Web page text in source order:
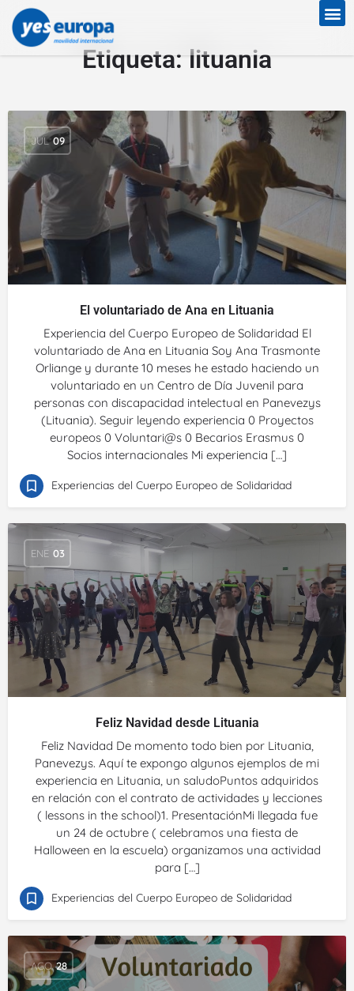
Etiqueta:lituania
JUL 09
El voluntariado de Ana en Lituania
Experiencia del Cuerpo Europeo de Solidaridad El
voluntariado de Ana en Lituania Soy Ana Trasmonte
Orliange y durante 10 meses he estado haciendo un
voluntariado en un Centro de Día Juvenil para
personas con discapacidad intelectual en Panevezys
(Lituania). Seguir leyendo experiencia 0 Proyectos
europeos 0 Voluntari@s 0 Becarios Erasmus 0
Socios internacionales Mi experiencia […]
Experiencias del Cuerpo Europeo de Solidaridad
ENE 03
Feliz Navidad desde Lituania
Feliz Navidad De momento todo bien por Lituania,
Panevezys. Aquí te expongo algunos ejemplos de mi
experiencia en Lituania, un saludoPuntos adquiridos
en relación con el contrato de actividades y lecciones
( lessons in the school)1. PresentaciónMi llegada fue
un 24 de octubre ( celebramos una fiesta de
Halloween en la escuela) organizamos una actividad
para […]
Experiencias del Cuerpo Europeo de Solidaridad
AGO 28